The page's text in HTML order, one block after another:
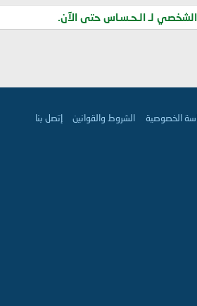
لـ الـحـسـاس حتى الآن.
الخصوصية الشروط والقوانين إتصل بنا